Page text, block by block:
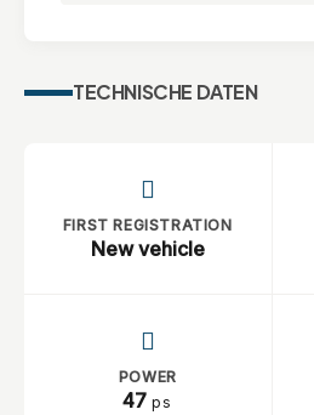
TECHNISCHE DATEN
FIRST REGISTRATION
New vehicle
POWER
47ps